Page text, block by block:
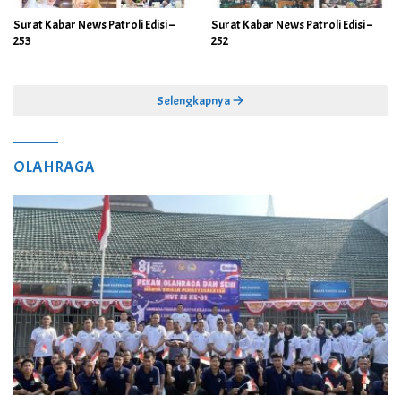
Surat Kabar News Patroli Edisi –
253
Surat Kabar News Patroli Edisi –
252
Selengkapnya
OLAHRAGA